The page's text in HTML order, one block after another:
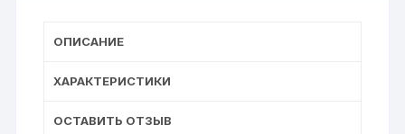
ОПИСАНИЕ
ХАРАКТЕРИСТИКИ
ОСТАВИТЬ ОТЗЫВ